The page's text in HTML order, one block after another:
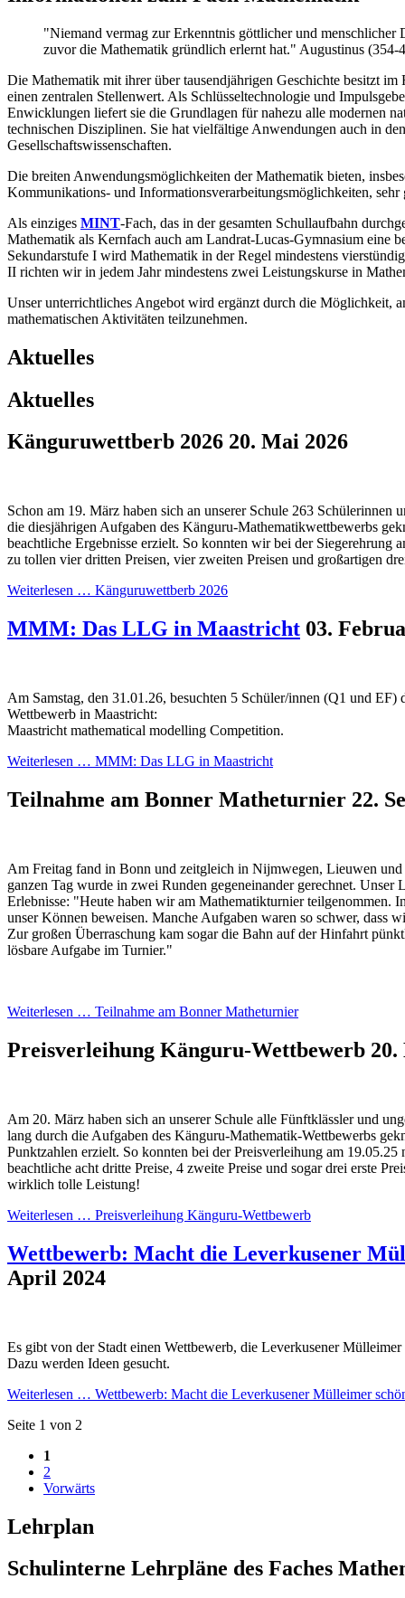
"Niemand vermag zur Erkenntnis göttlicher und menschlicher
zuvor die Mathematik gründlich erlernt hat." Augustinus (354-
Die Mathematik mit ihrer über tausendjährigen Geschichte besitzt im
einen zentralen Stellenwert. Als Schlüsseltechnologie und
Enwicklungen liefert sie die Grundlagen für nahezu alle modernen
technischen Disziplinen. Sie hat vielfältige Anwendungen auch in
Gesellschaftswissenschaften.
Die breiten Anwendungsmöglichkeiten der Mathematik bieten,
Kommunikations- und Informationsverarbeitungsmöglichkeiten, sehr
Als einziges MINT-Fach, das in der gesamten Schullaufbahn
Mathematik als Kernfach auch am Landrat-Lucas-Gymnasium eine
Sekundarstufe I wird Mathematik in der Regel mindestens
II richten wir in jedem Jahr mindestens zwei Leistungskurse in
Unser unterrichtliches Angebot wird ergänzt durch die Möglichkeit,
mathematischen Aktivitäten teilzunehmen.
Aktuelles
Aktuelles
Känguruwettberb 2026 20. Mai 2026
Schon am 19. März haben sich an unserer Schule 263 Schülerinnen
die diesjährigen Aufgaben des Känguru-Mathematikwettbewerbs
beachtliche Ergebnisse erzielt. So konnten wir bei der Siegerehrung
zu tollen vier dritten Preisen, vier zweiten Preisen und großartigen
Weiterlesen … Känguruwettberb 2026
MMM: Das LLG in Maastricht 03.
Am Samstag, den 31.01.26, besuchten 5 Schüler/innen (Q1 und EF)
Wettbewerb in Maastricht:
Maastricht mathematical modelling Competition.
Weiterlesen … MMM: Das LLG in Maastricht
Teilnahme am Bonner Matheturnier 22.
Am Freitag fand in Bonn und zeitgleich in Nijmwegen, Lieuwen und
ganzen Tag wurde in zwei Runden gegeneinander gerechnet. Unser
Erlebnisse: "Heute haben wir am Mathematikturnier teilgenommen.
unser Können beweisen. Manche Aufgaben waren so schwer, dass
Zur großen Überraschung kam sogar die Bahn auf der Hinfahrt
lösbare Aufgabe im Turnier."
Weiterlesen … Teilnahme am Bonner Matheturnier
Preisverleihung Känguru-Wettbewerb 20.
Am 20. März haben sich an unserer Schule alle Fünftklässler und
lang durch die Aufgaben des Känguru-Mathematik-Wettbewerbs
Punktzahlen erzielt. So konnten bei der Preisverleihung am 19.05.25
beachtliche acht dritte Preise, 4 zweite Preise und sogar drei erste
wirklich tolle Leistung!
Weiterlesen … Preisverleihung Känguru-Wettbewerb
Wettbewerb: Macht die Leverkusener
April 2024
Es gibt von der Stadt einen Wettbewerb, die Leverkusener
Dazu werden Ideen gesucht.
Weiterlesen … Wettbewerb: Macht die Leverkusener Mülleimer
Seite 1 von 2
1
2
Vorwärts
Lehrplan
Schulinterne Lehrpläne des Faches